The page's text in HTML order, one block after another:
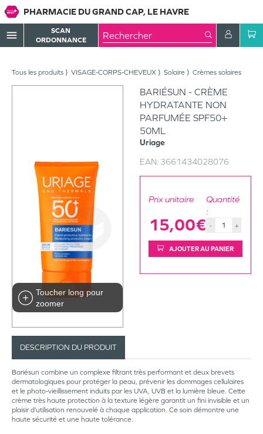
PHARMACIE DU GRAND CAP, LE HAVRE
menu
SCAN
ORDONNANCE
Tous les produits VISAGE-CORPS-CHEVEUX Solaire Crèmes solaires
Toucher long pour
zoomer
BARIÉSUN - CRÈME
HYDRATANTE NON
PARFUMÉE SPF50+
50ML
Uriage
EAN: 3661434028076
Prix unitaire
15,00€
Quantité
:
- +
AJOUTER AU PANIER
DESCRIPTION DU PRODUIT
Bariésun combine un complexe filtrant très performant et deux brevets
dermatologiques pour protéger la peau, prévenir les dommages cellulaires
et le photo-vieillissement induits par les UVA, UVB et la lumière bleue. Cette
crème très haute protection à la texture légère garantit un fini invisible et un
plaisir d’utilisation renouvelé à chaque application. Ce soin démontre une
haute sécurité et une haute tolérance.